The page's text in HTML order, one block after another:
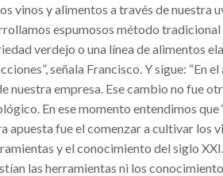
vinos y alimentos a través de nuestra
espumosos método
verdejo o una línea de alimentos
señala Francisco. Y sigue:
nuestra empresa. Ese cambio no fue
En ese momento entendimos
apuesta fue el comenzar a cultivar los
y el conocimiento del siglo XXI.
las herramientas ni los